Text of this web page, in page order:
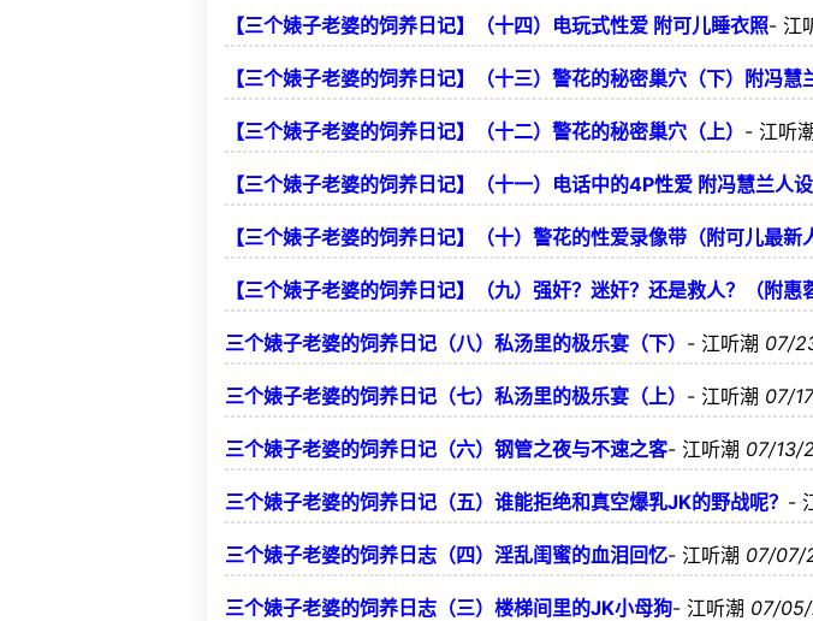
【三个婊子老婆的饲养日记】（十四）电玩式性爱 附可儿睡衣照- 江
【三个婊子老婆的饲养日记】（十三）警花的秘密巢穴（下）附冯慧
【三个婊子老婆的饲养日记】（十二）警花的秘密巢穴（上） - 江听潮
【三个婊子老婆的饲养日记】（十一）电话中的4P性爱 附冯慧兰人设
【三个婊子老婆的饲养日记】（十）警花的性爱录像带（附可儿最新
【三个婊子老婆的饲养日记】（九）强奸？迷奸？还是救人？（附惠
三个婊子老婆的饲养日记（八）私汤里的极乐宴（下） - 江听潮 07/
三个婊子老婆的饲养日记（七）私汤里的极乐宴（上） - 江听潮 07/
三个婊子老婆的饲养日记（六）钢管之夜与不速之客- 江听潮 07/13/
三个婊子老婆的饲养日记（五）谁能拒绝和真空爆乳JK的野战呢？ -
三个婊子老婆的饲养日志（四）淫乱闺蜜的血泪回忆- 江听潮 07/07/
三个婊子老婆的饲养日志（三）楼梯间里的JK小母狗- 江听潮 07/